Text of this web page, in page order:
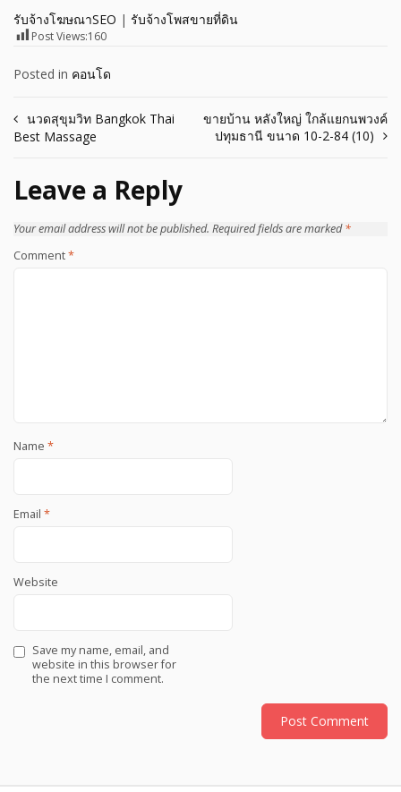
รับจ้างโฆษณาSEO | รับจ้างโพสขายที่ดิน
Post Views:160
Posted in คอนโด
Post
navigation
นวดสุขุมวิท Bangkok Thai
Best Massage
ขายบ้าน หลังใหญ่ ใกล้แยกนพวงค์
ปทุมธานี ขนาด 10-2-84 (10)
Leave a Reply
Your email address will not be published. Required fields are marked*
Comment*
Name *
Email *
Website
Save my name, email, and
website in this browser for
the next time I comment.